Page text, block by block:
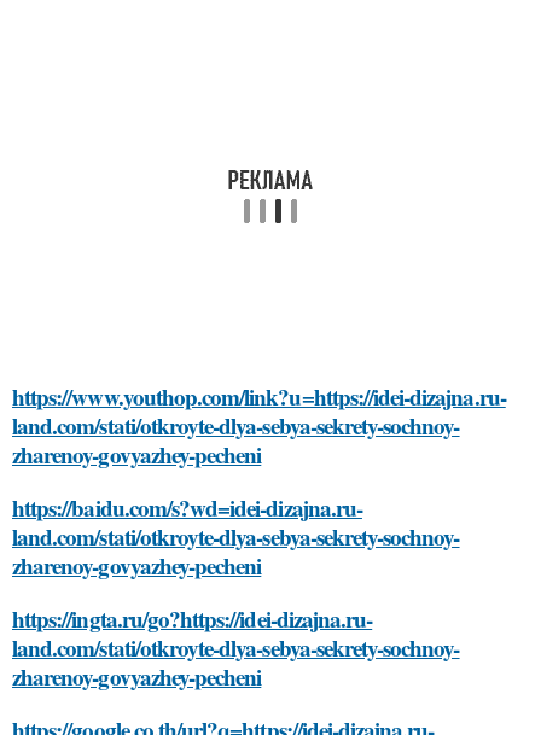
https://www.youthop.com/link?u=https://idei-dizajna.ru-
land.com/stati/otkroyte-dlya-sebya-sekrety-sochnoy-
zharenoy-govyazhey-pecheni
https://baidu.com/s?wd=idei-dizajna.ru-
land.com/stati/otkroyte-dlya-sebya-sekrety-sochnoy-
zharenoy-govyazhey-pecheni
https://ingta.ru/go?https://idei-dizajna.ru-
land.com/stati/otkroyte-dlya-sebya-sekrety-sochnoy-
zharenoy-govyazhey-pecheni